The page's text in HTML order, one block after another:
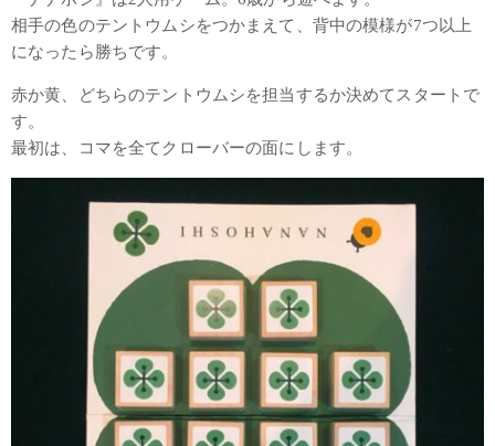
相手の色のテントウムシをつかまえて、背中の模様が7つ以上
になったら勝ちです。
赤か黄、どちらのテントウムシを担当するか決めてスタートで
す。
最初は、コマを全てクローバーの面にします。